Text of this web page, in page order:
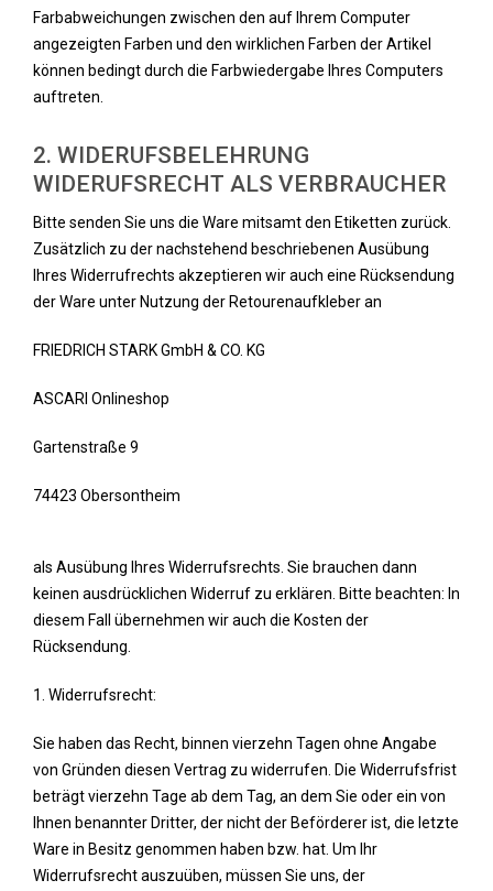
Farbabweichungen zwischen den auf Ihrem Computer
angezeigten Farben und den wirklichen Farben der Artikel
können bedingt durch die Farbwiedergabe Ihres Computers
auftreten.
2. WIDERUFSBELEHRUNG
WIDERUFSRECHT ALS VERBRAUCHER
Bitte senden Sie uns die Ware mitsamt den Etiketten zurück.
Zusätzlich zu der nachstehend beschriebenen Ausübung
Ihres Widerrufrechts akzeptieren wir auch eine Rücksendung
der Ware unter Nutzung der Retourenaufkleber an
FRIEDRICH STARK GmbH & CO. KG
ASCARI Onlineshop
Gartenstraße 9
74423 Obersontheim
als Ausübung Ihres Widerrufsrechts. Sie brauchen dann
keinen ausdrücklichen Widerruf zu erklären. Bitte beachten: In
diesem Fall übernehmen wir auch die Kosten der
Rücksendung.
1. Widerrufsrecht:
Sie haben das Recht, binnen vierzehn Tagen ohne Angabe
von Gründen diesen Vertrag zu widerrufen. Die Widerrufsfrist
beträgt vierzehn Tage ab dem Tag, an dem Sie oder ein von
Ihnen benannter Dritter, der nicht der Beförderer ist, die letzte
Ware in Besitz genommen haben bzw. hat. Um Ihr
Widerrufsrecht auszuüben, müssen Sie uns, der